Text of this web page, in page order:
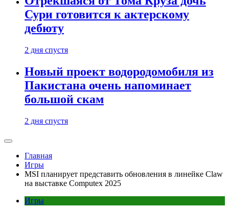
Сури готовится к актерскому
дебюту
2 дня спустя
Новый проект водородомобиля из
Пакистана очень напоминает
большой скам
2 дня спустя
Главная
Игры
MSI планирует представить обновления в линейке Claw
на выставке Computex 2025
Игры